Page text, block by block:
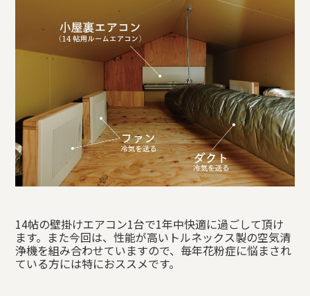
14帖の壁掛けエアコン1台で1年中快適に過ごして頂け
ます。また今回は、性能が高いトルネックス製の空気清
浄機を組み合わせていますので、毎年花粉症に悩まされ
ている方には特におススメです。